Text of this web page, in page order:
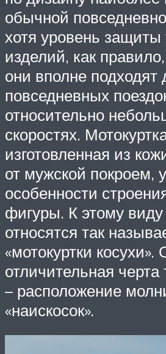
обычной
хотя уровень защиты
изделий, как
они вполне подходят
повседневных
относительно
скоростях.
изготовленная из
от мужской
особенности
фигуры. К этому виду
относятся так
«мотокуртки косухи».
отличительная черта
– расположение
«наискосок».